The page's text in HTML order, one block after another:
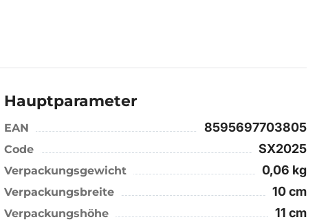
Hauptparameter
EAN 8595697703805
Code SX2025
Verpackungsgewicht 0,06 kg
Verpackungsbreite 10 cm
Verpackungshöhe 11 cm